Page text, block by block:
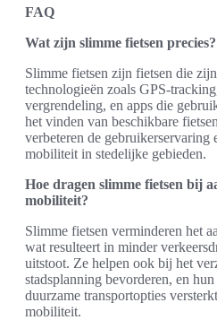
FAQ
Wat zijn slimme fietsen precies?
Slimme fietsen zijn fietsen die
technologieën zoals GPS-
vergrendeling, en apps die
het vinden van beschikbare
verbeteren de gebruikerservaring
mobiliteit in stedelijke gebieden.
Hoe dragen slimme fietsen bij
mobiliteit?
Slimme fietsen verminderen het
wat resulteert in minder
uitstoot. Ze helpen ook bij het
stadsplanning bevorderen, en
duurzame transportopties
mobiliteit.